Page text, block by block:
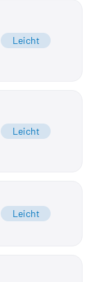
Leicht
Leicht
Leicht